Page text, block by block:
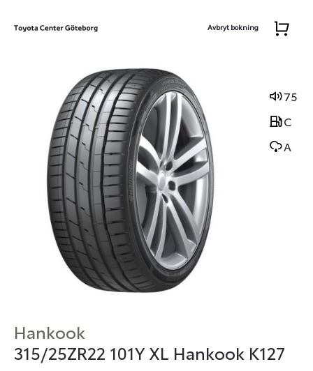
Avbryt bokning
75
C
A
Hankook
315/25ZR22 101Y XL Hankook K127